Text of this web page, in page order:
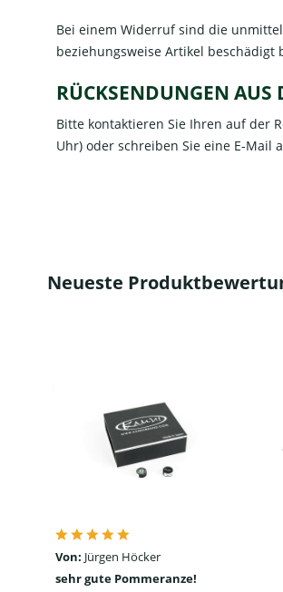
Bei einem Widerruf sind die
beziehungsweise Artikel
RÜCKSENDUNGEN AUS
Bitte kontaktieren Sie Ihren auf der
Uhr) oder schreiben Sie eine E-Mail
Neueste
Von: Jürgen Höcker
sehr gute Pommeranze!